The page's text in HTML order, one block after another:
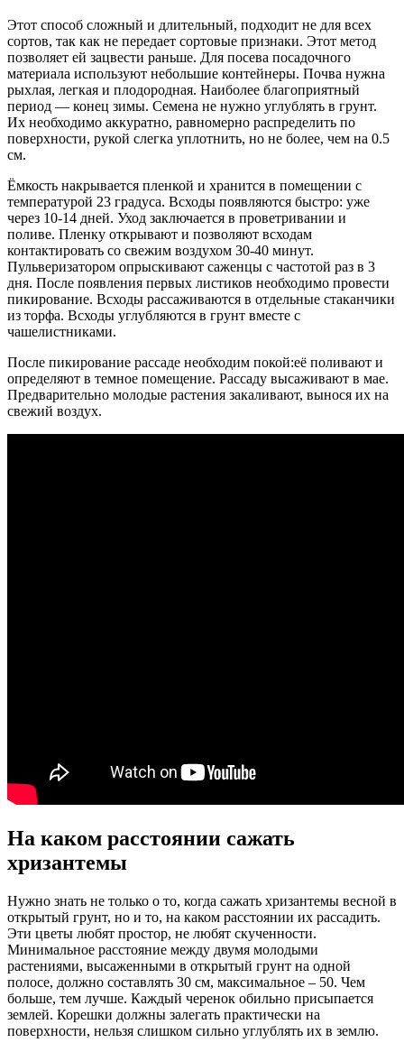
Этот способ сложный и длительный, подходит не для всех
сортов, так как не передает сортовые признаки. Этот метод
позволяет ей зацвести раньше. Для посева посадочного
материала используют небольшие контейнеры. Почва нужна
рыхлая, легкая и плодородная. Наиболее благоприятный
период — конец зимы. Семена не нужно углублять в грунт.
Их необходимо аккуратно, равномерно распределить по
поверхности, рукой слегка уплотнить, но не более, чем на 0.5
см.
Ёмкость накрывается пленкой и хранится в помещении с
температурой 23 градуса. Всходы появляются быстро: уже
через 10-14 дней. Уход заключается в проветривании и
поливе. Пленку открывают и позволяют всходам
контактировать со свежим воздухом 30-40 минут.
Пульверизатором опрыскивают саженцы с частотой раз в 3
дня. После появления первых листиков необходимо провести
пикирование. Всходы рассаживаются в отдельные стаканчики
из торфа. Всходы углубляются в грунт вместе с
чашелистниками.
После пикирование рассаде необходим покой:её поливают и
определяют в темное помещение. Рассаду высаживают в мае.
Предварительно молодые растения закаливают, вынося их на
свежий воздух.
На каком расстоянии сажать
хризантемы
Нужно знать не только о то, когда сажать хризантемы весной в
открытый грунт, но и то, на каком расстоянии их рассадить.
Эти цветы любят простор, не любят скученности.
Минимальное расстояние между двумя молодыми
растениями, высаженными в открытый грунт на одной
полосе, должно составлять 30 см, максимальное – 50. Чем
больше, тем лучше. Каждый черенок обильно присыпается
землей. Корешки должны залегать практически на
поверхности, нельзя слишком сильно углублять их в землю.